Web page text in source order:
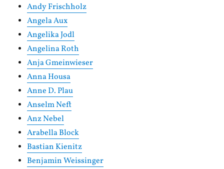
Andy Frischholz
Angela Aux
Angelika Jodl
Angelina Roth
Anja Gmeinwieser
Anna Housa
Anne D. Plau
Anselm Neft
Anz Nebel
Arabella Block
Bastian Kienitz
Benjamin Weissinger